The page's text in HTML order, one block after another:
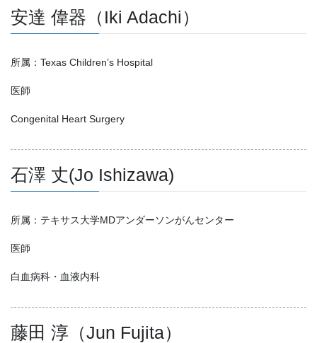
安達 偉器（Iki Adachi）
所属：Texas Children’s Hospital
医師
Congenital Heart Surgery
石澤 丈(Jo Ishizawa)
所属：テキサス大学MDアンダーソンがんセンター
医師
白血病科・血液内科
藤田 淳（Jun Fujita）